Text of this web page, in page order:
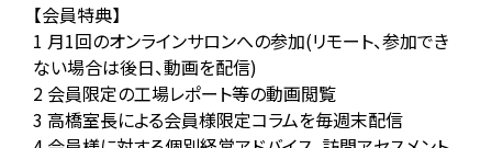
【会員特典】
1 月1回のオンラインサロンへの参加(リモート、参加でき
ない場合は後日、動画を配信)
2 会員限定の工場レポート等の動画閲覧
3 高橋室長による会員様限定コラムを毎週末配信